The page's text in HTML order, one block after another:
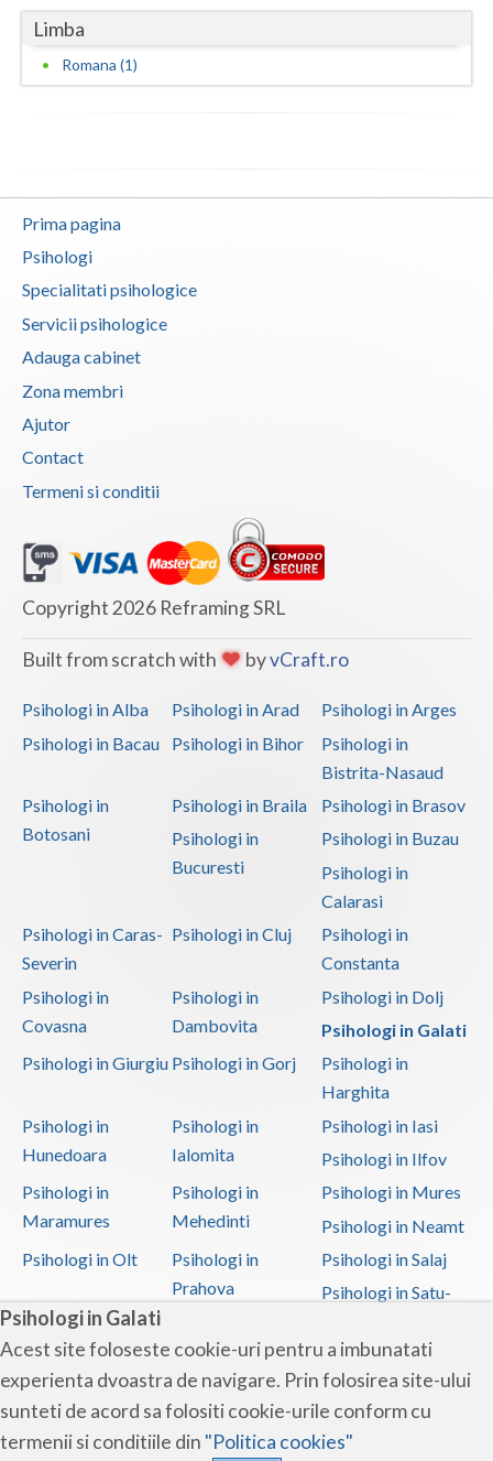
Psihologi in Galati
Acest site foloseste cookie-uri pentru a imbunatati
experienta dvoastra de navigare. Prin folosirea site-ului
sunteti de acord sa folositi cookie-urile conform cu
termenii si conditiile din "Politica cookies"
Vaslui
Vrancea
Limba
Romana (1)
Prima pagina
Psihologi
Specialitati psihologice
Servicii psihologice
Adauga cabinet
Zona membri
Ajutor
Contact
Termeni si conditii
Copyright 2026 Reframing SRL
Built from scratch with byvCraft.ro
Psihologi in Alba Psihologi in Arad
Psihologi in Arges
Psihologi in Bacau
Psihologi in Bihor
Psihologi in
Bistrita-Nasaud
Psihologi in
Botosani
Psihologi in Braila
Psihologi in Brasov
Psihologi in
Bucuresti
Psihologi in Buzau
Psihologi in
Calarasi
Psihologi in Caras-
Severin
Psihologi in Cluj
Psihologi in
Constanta
Psihologi in
Covasna
Psihologi in
Dambovita
Psihologi in Dolj
Psihologi in Galati
Psihologi in Giurgiu Psihologi in Gorj
Psihologi in
Harghita
Psihologi in
Hunedoara
Psihologi in
Ialomita
Psihologi in Iasi
Psihologi in Ilfov
Psihologi in
Maramures
Psihologi in
Mehedinti
Psihologi in Mures
Psihologi in Neamt
Psihologi in Olt
Psihologi in
Prahova
Psihologi in Salaj
Psihologi in Satu-
Psihologi in Sibiu
Psihologi in
Suceava
Psihologi in
Teleorman
Psihologi in Timis
Psihologi in Tulcea Psihologi in Valcea
Psihologi in Vaslui
Psihologi in